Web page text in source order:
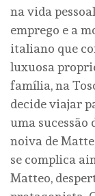
na vida
emprego e a
italiano que
luxuosa
família, na
decide viajar
uma sucessão
noiva de
se complica
Matteo,